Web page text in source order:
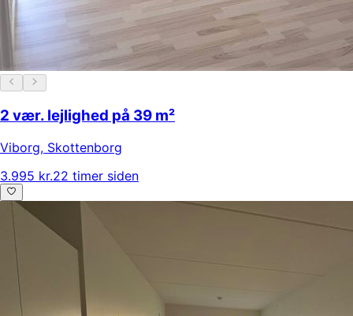
2 vær. lejlighed på 39 m²
Viborg, Skottenborg
3.995 kr.22 timer siden